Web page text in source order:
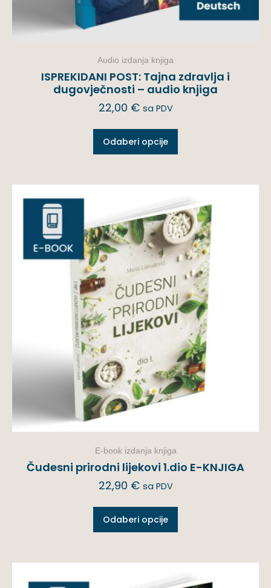
Audio izdanja knjiga
ISPREKIDANI POST: Tajna zdravlja i
dugovječnosti – audio knjiga
22,00 € sa PDV
Odaberi opcije
E-book izdanja knjiga
Čudesni prirodni lijekovi 1.dio E-KNJIGA
22,90 € sa PDV
Odaberi opcije